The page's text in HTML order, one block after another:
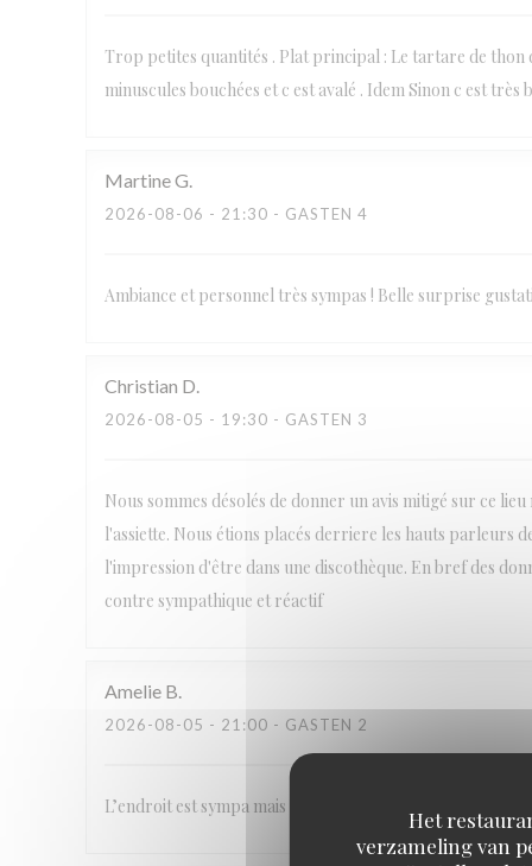
Het
verzameling van
Trop petites quantités . Plat principal : Le tartare de thon
minuscules bouchées et c est avalé . Idem Sinon c est très
MartineG
2026-08-06 - 21:30 - GASTEN 4
Ambiance et personnel très sympas ! Belle surprise
Christian D
2026-08-05 - 19:30 - GASTEN 3
Nous sommes désolés de donner un avis mitigé sur ce
l'assiette. Nous étions placés derriere les hauts parleurs
l'impression d'être dans une discothèque. En bref des
contre sympathique et réactif
Amelie B
2026-08-05 - 21:00 - GASTEN 2
L’endroit est sympa mais mauvais rapport qualité prix…